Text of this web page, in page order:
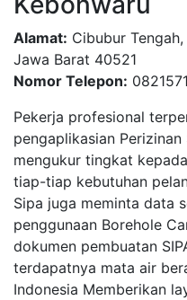
Alamat: Cibubur
Jawa Barat 40521
Nomor Telepon:
Pekerja profesional
pengaplikasian Perizinan
mengukur tingkat
tiap-tiap kebutuhan
Sipa juga meminta data
penggunaan Borehole
dokumen pembuatan
terdapatnya mata air
Indonesia Memberikan